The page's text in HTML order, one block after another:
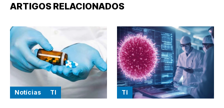
ARTIGOS RELACIONADOS
Notícias TI TI